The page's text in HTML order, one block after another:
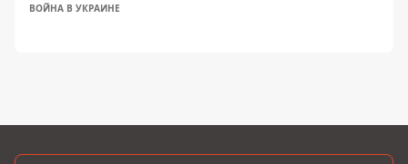
ВОЙНА В УКРАИНЕ